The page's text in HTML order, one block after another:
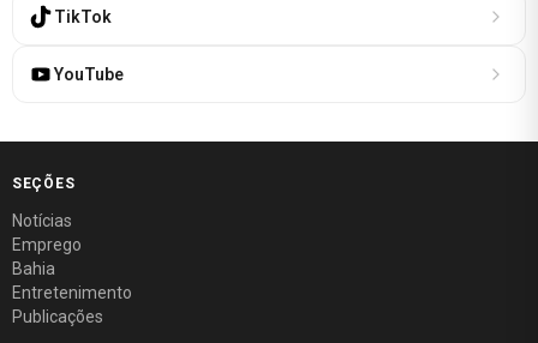
TikTok
YouTube
SEÇÕES
Notícias
Emprego
Bahia
Entretenimento
Publicações